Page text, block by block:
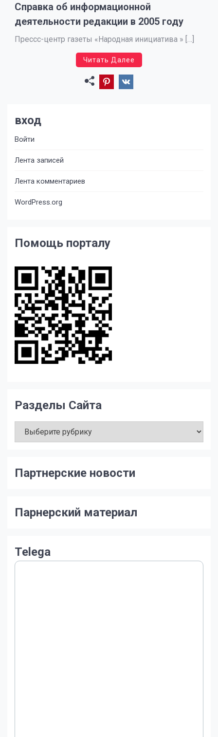
Справка об информационной
деятельности редакции в 2005 году
Прессс-центр газеты «Народная инициатива » […]
Читать Далее
вход
Войти
Лента записей
Лента комментариев
WordPress.org
Помощь порталу
Разделы Сайта
Сайта
Партнерские новости
Парнерский материал
Telega